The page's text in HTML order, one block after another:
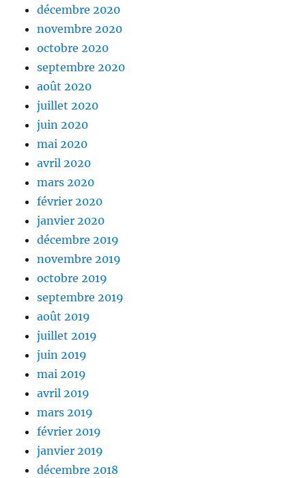
décembre 2020
novembre 2020
octobre 2020
septembre 2020
août 2020
juillet 2020
juin 2020
mai 2020
avril 2020
mars 2020
février 2020
janvier 2020
décembre 2019
novembre 2019
octobre 2019
septembre 2019
août 2019
juillet 2019
juin 2019
mai 2019
avril 2019
mars 2019
février 2019
janvier 2019
décembre 2018